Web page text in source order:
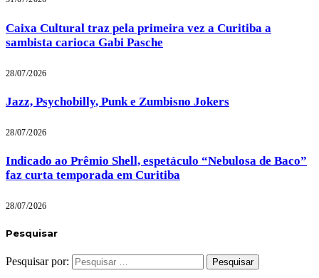
Caixa Cultural traz pela primeira vez a Curitiba a
sambista carioca Gabi Pasche
28/07/2026
Jazz, Psychobilly, Punk e Zumbisno Jokers
28/07/2026
Indicado ao Prêmio Shell, espetáculo “Nebulosa de Baco”
faz curta temporada em Curitiba
28/07/2026
Pesquisar
Pesquisar por: